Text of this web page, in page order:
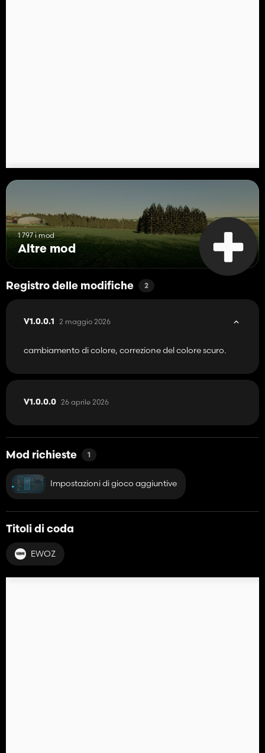
1 797 i mod
Altre mod
Registro delle modifiche 2
V1.0.0.1 2 maggio 2026
cambiamento di colore, correzione del colore scuro.
V1.0.0.0 26 aprile 2026
Mod richieste 1
Impostazioni di gioco aggiuntive
Titoli di coda
EWOZ